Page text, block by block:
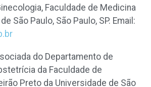
Faculdade de Medicina
São Paulo, São Paulo, SP. Email:
do Departamento de
da Faculdade de
Preto da Universidade de São